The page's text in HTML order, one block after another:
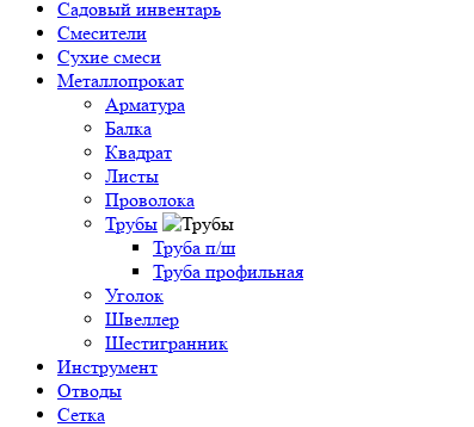
Садовый инвентарь
Смесители
Сухие смеси
Металлопрокат
Арматура
Балка
Квадрат
Листы
Проволока
Трубы
Труба п/ш
Труба профильная
Уголок
Швеллер
Шестигранник
Инструмент
Отводы
Сетка